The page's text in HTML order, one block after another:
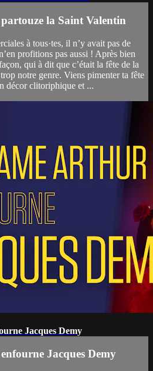
la Saint Valentin
à tous·tes, il n’y avait pas de
profitions pas aussi ! Après bien
qui à dit que c’était la fête de la
notre genre. Viens pimenter ta fête
décor clitoriphique et ...
Jacques Demy
Jacques Demy